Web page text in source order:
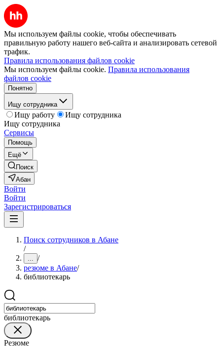
Мы используем файлы cookie, чтобы обеспечивать
правильную работу нашего веб-сайта и анализировать сетевой
трафик.
Правила использования файлов cookie
Мы используем файлы cookie. Правила использования
файлов cookie
Понятно
Ищу сотрудника
Ищу работу
Ищу сотрудника
Ищу сотрудника
Сервисы
Помощь
Ещё
Поиск
Абан
Войти
Войти
Зарегистрироваться
Поиск сотрудников в Абане
/
... /
резюме в Абане/
библиотекарь
библиотекарь
Резюме